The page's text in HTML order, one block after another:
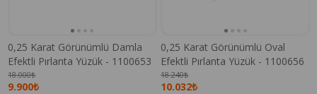
0,25 Karat Görünümlü Damla
Efektli Pırlanta Yüzük - 1100653
9.900₺
18.000₺
0,25 Karat Görünümlü Oval
Efektli Pırlanta Yüzük - 1100656
10.032₺
18.240₺